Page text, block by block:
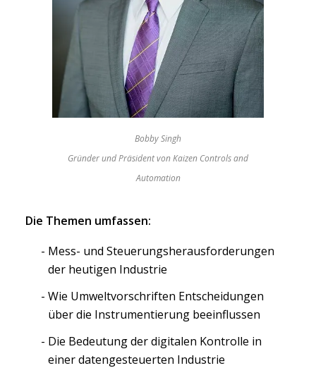
Bobby Singh
Gründer und Präsident von Kaizen Controls and
Automation
Die Themen umfassen:
Mess- und Steuerungsherausforderungen
der heutigen Industrie
Wie Umweltvorschriften Entscheidungen
über die Instrumentierung beeinflussen
Die Bedeutung der digitalen Kontrolle in
einer datengesteuerten Industrie